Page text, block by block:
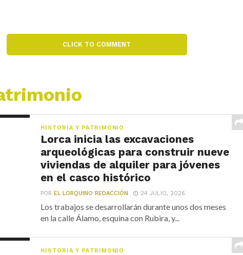
CLICK TO COMMENT
HISTORIA Y PATRIMONIO
Lorca inicia las excavaciones
arqueológicas para construir nueve
viviendas de alquiler para jóvenes
en el casco histórico
POR EL LORQUINO REDACCIÓN 24 JULIO, 2026
Los trabajos se desarrollarán durante unos dos meses
en la calle Álamo, esquina con Rubira, y...
HISTORIA Y PATRIMONIO